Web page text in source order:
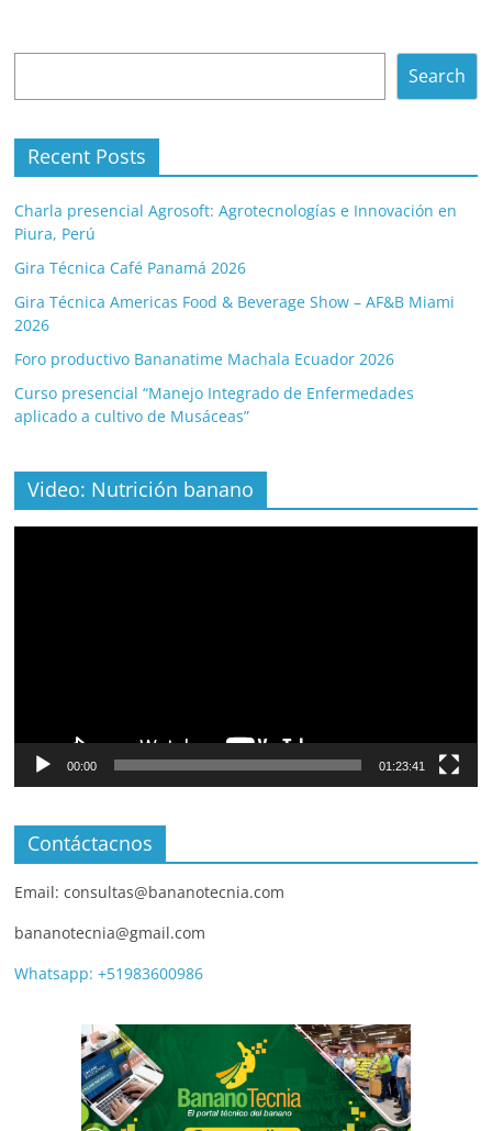
Search
Recent Posts
Charla presencial Agrosoft: Agrotecnologías e Innovación en
Piura, Perú
Gira Técnica Café Panamá 2026
Gira Técnica Americas Food & Beverage Show – AF&B Miami
2026
Foro productivo Bananatime Machala Ecuador 2026
Curso presencial “Manejo Integrado de Enfermedades
aplicado a cultivo de Musáceas”
Video: Nutrición banano
00:00 01:23:41
Contáctacnos
Email: consultas@bananotecnia.com
bananotecnia@gmail.com
Whatsapp: +51983600986